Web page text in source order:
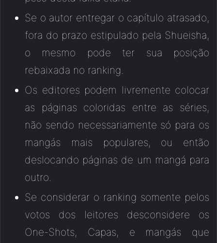
Se o autor entregar o capítulo atrasado,
fora do prazo estipulado pela Shueisha,
o mesmo pode ter sua posição
rebaixada no ranking.
Os editores podem livremente colocar
as páginas coloridas entre as séries,
não sendo necessariamente só para os
mangás mais populares, ou então
deslocando páginas de um mangá para
outro.
Se considerar o ranking somente pelos
votos dos leitores desconsidere os
One-Shots, Capas, e mangás que